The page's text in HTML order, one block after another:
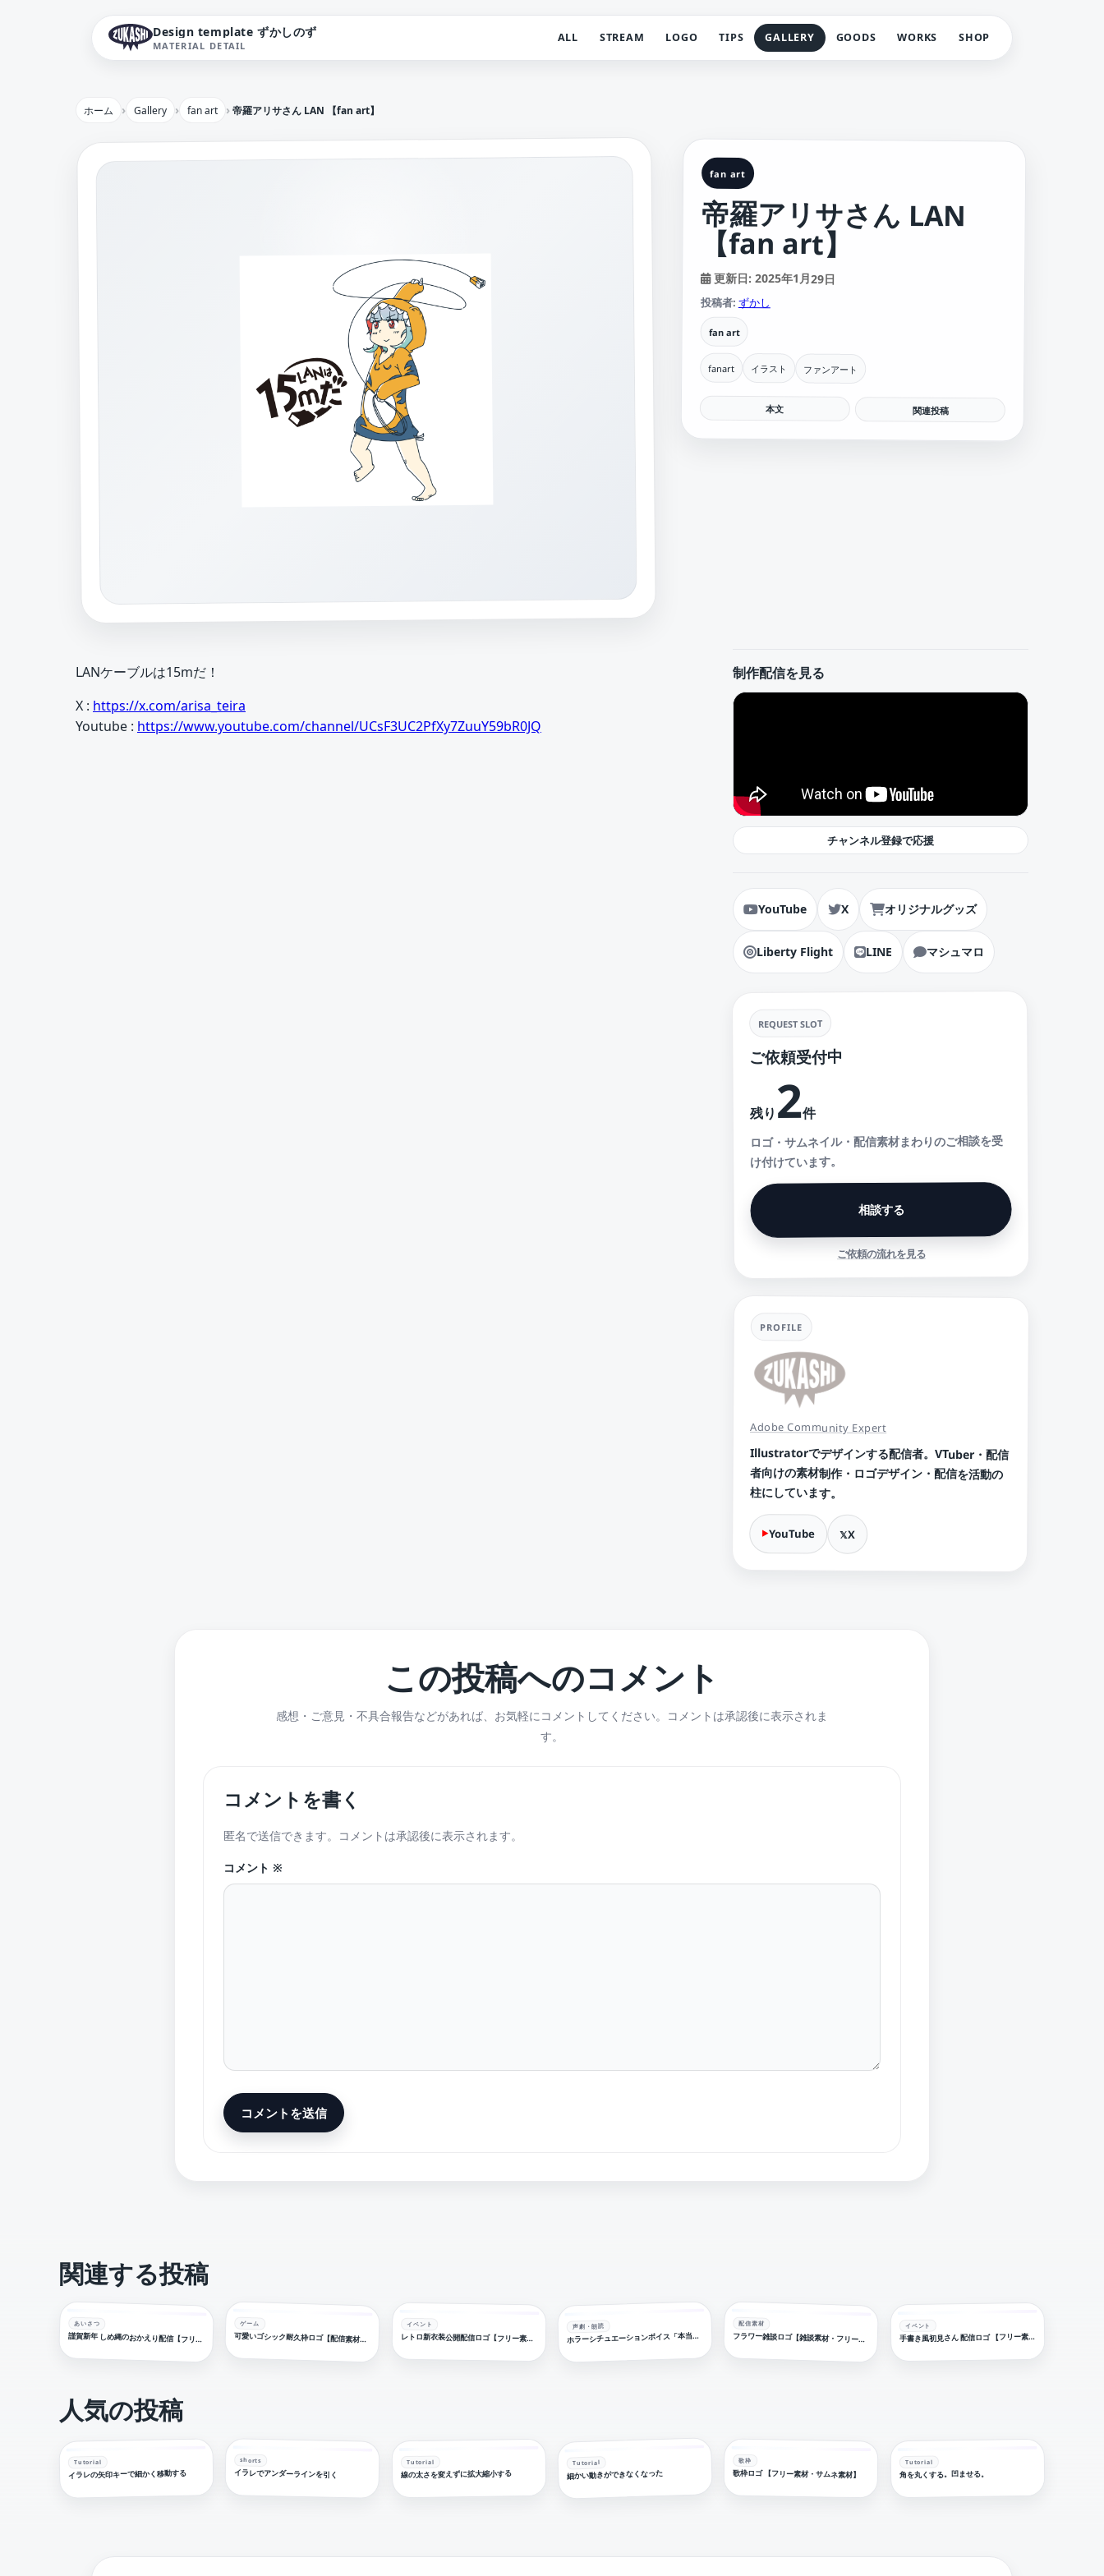
Design template ずかしのず
MATERIAL DETAIL
ALL STREAM LOGO TIPS GALLERY GOODS WORKS SHOP
ホーム Gallery fan art 帝羅アリサさん LAN 【fan art】
fan art
帝羅アリサさん LAN
【fan art】
更新日: 2025年1月29日
投稿者: ずかし
fan art
fanart イラスト ファンアート
本文 関連投稿
LANケーブルは15mだ！
X : https://x.com/arisa_teira
Youtube : https://www.youtube.com/channel/UCsF3UC2PfXy7ZuuY59bR0JQ
制作配信を見る
チャンネル登録で応援
YouTube X オリジナルグッズ
Liberty Flight LINE マシュマロ
REQUEST SLOT
ご依頼受付中
残り 2件
ロゴ・サムネイル・配信素材まわりのご相談を受
け付けています。
相談する
ご依頼の流れを見る
PROFILE
Adobe Community Expert
Illustratorでデザインする配信者。VTuber・配信
者向けの素材制作・ロゴデザイン・配信を活動の
柱にしています。
YouTube X
この投稿へのコメント
感想・ご意見・不具合報告などがあれば、お気軽にコメントしてください。コメントは承認後に表示されま
す。
コメントを書く
匿名で送信できます。コメントは承認後に表示されます。
コメント ※
関連する投稿
あいさつ
謹賀新年 しめ縄のおかえり配信【フリー素材・サムネ素材】
ゲーム
可愛いゴシック耐久枠ロゴ【配信素材・フリー素材・サムネ素材】
イベント
レトロ新衣装公開配信ロゴ【フリー素材・サムネ素材】
声劇・朗読
ホラーシチュエーションボイス「本当にそう想ってる？」【フリー素材・サムネ素材】
配信素材
フラワー雑談ロゴ【雑談素材・フリー素材・サムネ素材】
イベント
手
書き風初見さん 配信ロゴ 【フリー素材・サムネ素材】
人気の投稿
Tutorial
イラレの矢印キーで細かく移動する
shorts
イラレでアンダーラインを引く
Tutorial
線の太さを変えずに拡大縮小する
Tutorial
細かい動きができなくなった
歌枠
歌枠ロゴ 【フリー素材・サムネ素材】
Tutorial
角を丸くする。凹ませる。